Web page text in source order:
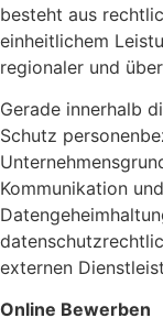
besteht aus
einheitlichem
regionaler und
Gerade innerhalb
Schutz
Kommunikation
externen
Online Bewerben